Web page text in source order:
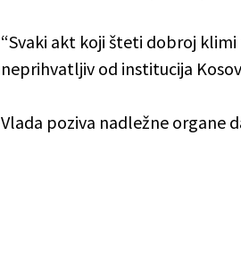
“Svaki akt koji šteti dobroj klimi
neprihvatljiv od institucija
Vlada poziva nadležne organe